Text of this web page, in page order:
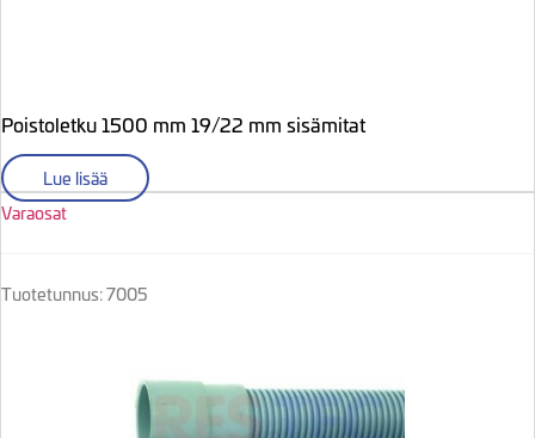
Poistoletku 1500 mm 19/22 mm sisämitat
Lue lisää
Varaosat
Tuotetunnus: 7005